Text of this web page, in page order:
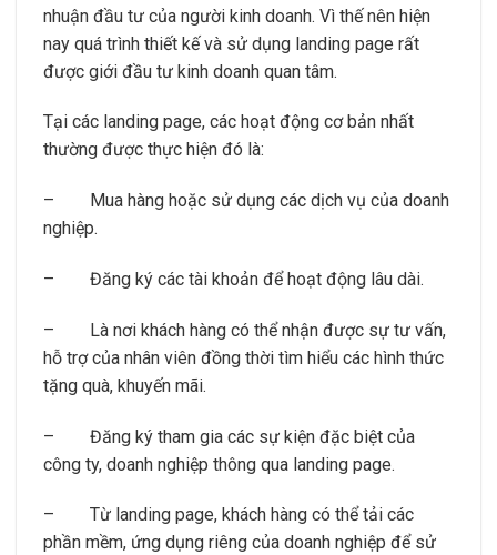
nhuận đầu tư của người kinh doanh. Vì thế nên hiện
nay quá trình thiết kế và sử dụng landing page rất
được giới đầu tư kinh doanh quan tâm.
Tại các landing page, các hoạt động cơ bản nhất
thường được thực hiện đó là:
–
Mua hàng hoặc sử dụng các dịch vụ của doanh
nghiệp.
– Đăng ký các tài khoản để hoạt động lâu dài.
–
Là nơi khách hàng có thể nhận được sự tư vấn,
hỗ trợ của nhân viên đồng thời tìm hiểu các hình thức
tặng quà, khuyến mãi.
–
Đăng ký tham gia các sự kiện đặc biệt của
công ty, doanh nghiệp thông qua landing page.
–
Từ landing page, khách hàng có thể tải các
phần mềm, ứng dụng riêng của doanh nghiệp để sử